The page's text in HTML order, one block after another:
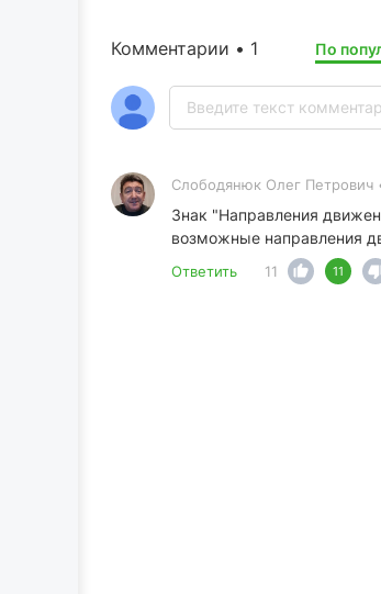
Комментарии • 1 По
Слободянюк Олег Петрович
Знак "Направления
возможные направления
Ответить 11 11